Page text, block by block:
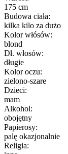
175 cm
Budowa ciała:
kilka kilo za dużo
Kolor włósów:
blond
Dł. włosów:
długie
Kolor oczu:
zielono-szare
Dzieci:
mam
Alkohol:
obojętny
Papierosy:
palę okazjonalnie
Religia: